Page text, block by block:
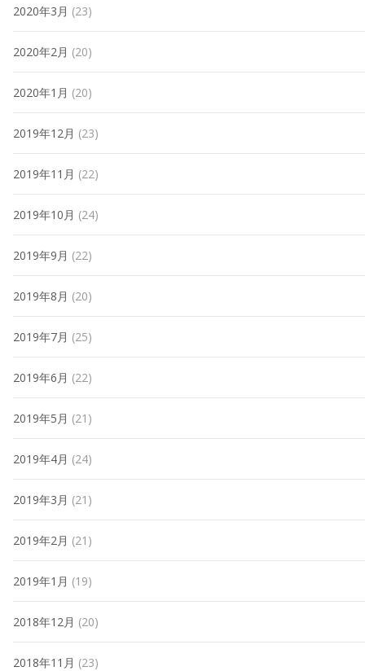
2020年3月 (23)
2020年2月 (20)
2020年1月 (20)
2019年12月 (23)
2019年11月 (22)
2019年10月 (24)
2019年9月 (22)
2019年8月 (20)
2019年7月 (25)
2019年6月 (22)
2019年5月 (21)
2019年4月 (24)
2019年3月 (21)
2019年2月 (21)
2019年1月 (19)
2018年12月 (20)
2018年11月 (23)